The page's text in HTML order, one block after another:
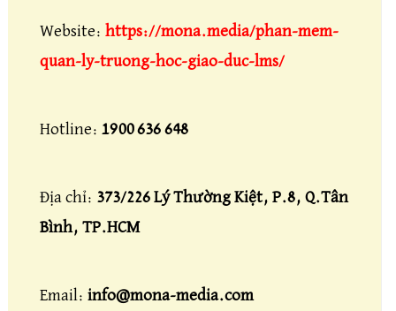
Website: https://mona.media/phan-mem-
quan-ly-truong-hoc-giao-duc-lms/
Hotline: 1900 636 648
Địa chỉ: 373/226 Lý Thường Kiệt, P.8, Q.Tân
Bình, TP.HCM
Email: info@mona-media.com